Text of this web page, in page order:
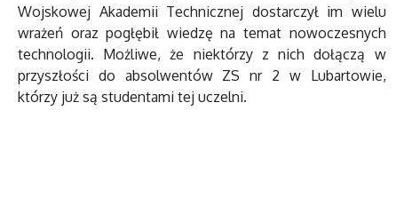
Wojskowej Akademii Technicznej dostarczył im wielu
wrażeń oraz pogłębił wiedzę na temat nowoczesnych
technologii. Możliwe, że niektórzy z nich dołączą w
przyszłości do absolwentów ZS nr 2 w Lubartowie,
którzy już są studentami tej uczelni.